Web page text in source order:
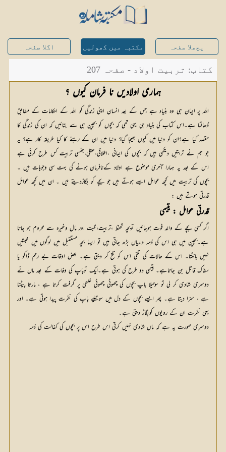
پچھلا صفحہ مکتبہ میں کھولیں اگلا صفحہ
کتاب: تربیت اولاد - صفحہ 207
ہماری اولادیں نا فرمان کیوں ؟
اللہ پر ایمان ہی وہ بنیاد ہے جس کے بعد انسان اپنی زندگی کو اللہ کے احکامات کے مطابق
ڈھالتا ہے۔اس کتاب کی بنیاد ہی یہی تھی کہ بچوں کو بچپن ہی سے بتائیں کہ ان کی زندگی کا
مقصد کیا ہے؟ان کو دنیا میں کیوں بھیجا گیا؟ دنیا میں ان کے رہنے کا کیا طریقہ کار ہے؟ یہ
جو ہم نے تربتیں دیکھی ہیں کہ بچوں کی ایمانی ،اخلاقی،عقلی،جنسی تربیت کس طرح کرنی ہے
اس کے بعد یہ ہمارا آخری موضوع ہے اولاد کےنافرمان ہونے کی بہت سی وجوہات ہیں ۔
بچوں کی تربیت میں کچھ عوامل ایسے ہوتے ہیں جو بچے کو بگاڑدیتے ہیں ۔ ان میں کچھ عوامل
قدرتی ہوتے ہیں :
قدرتی عوامل : یتیمی
اگر کسی بچے کے والد فوت ہوجائیں توبچہ تحفظ ،تربیت،محبت اور مال وغیرہ سے محروم ہو جاتا
ہے۔بچپن میں ہی اس کی ذمہ داریاں بڑھ جاتی ہیں تو ایسا بچہ مستقبل میں لوگوں میں محبتیں
نہیں بانٹتا۔ اس کے حالات کی تلخی اس کو تلخ کر دیتی ہے۔ بعض اوقات بے رحم ڈاکو یا
سفاک قاتل بن جاتاہے۔ یتیمی دو طرح کی ہوتی ہے۔ایک توباپ کی وفات کے بعد ماں نے
دوسری شادی کر لی تو سوتیلا باپ بچوں کی چھوٹی چھوٹی غلطی پر گرفت کرتا ہے ، مارتا پیٹتا
ہے ، سزا دیتا ہے۔ پھر ایسے بچوں کے دل میں سوتیلے باپ کی نفرت پیدا ہوتی ہے۔ اور
یہی نفرت ان کے رویوں کوبگاڑ دیتی ہے۔
دوسری صورت یہ ہے کہ ماں شادی نہیں کرتی اس طرح اس پر بچوں کی کفالت کی ذمہ